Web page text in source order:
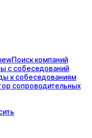
Поисккомпаний
с собеседований
ксобеседованиям
сопроводительных